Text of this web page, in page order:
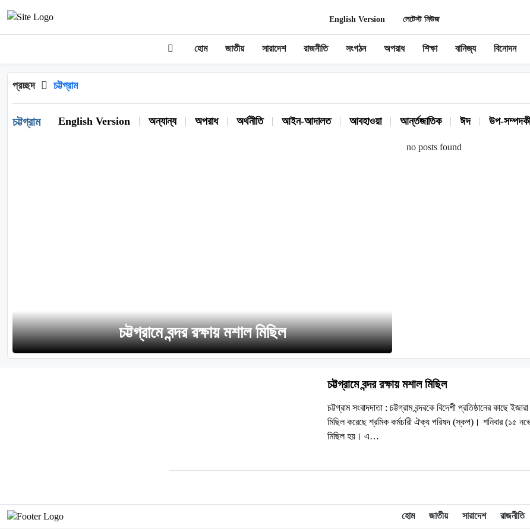
English Version লেটেস্ট নিউজ
হোম জাতীয় সারাদেশ রাজনীতি সংগঠন অপরাধ শিক্ষা বানিজ্য বিনোদন
প্রচ্ছদ চট্টগ্রাম
চট্টগ্রাম English Version অন্যান্য অপরাধ অর্থনীতি আইন-আদালত আবহাওয়া আর্ন্তজাতিক ঈদ উপ-
চট্টগ্রামে বন্দর রক্ষায় মশাল মিছিল
no posts found
চট্টগ্রামে বন্দর রক্ষায় মশাল মিছিল
চট্টগ্রাম সংবাদদাতা : চট্টগ্রাম বন্দরকে বিদেশী প্রতিষ্ঠানের কাছে
মিছিল করেছে শ্রমিক কর্মচারী ঐক্য পরিষদ (স্কপ)। শনিবার (১৫
মিছিল হয়। এ…
হোম জাতীয় সারাদেশ রাজনীতি